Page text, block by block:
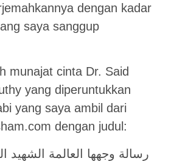
dengan kadar
saya sanggup
munajat cinta Dr. Said
yang diperuntukkan
yang saya ambil dari
dengan judul:
رسالة وجهها العالمة الشهيد